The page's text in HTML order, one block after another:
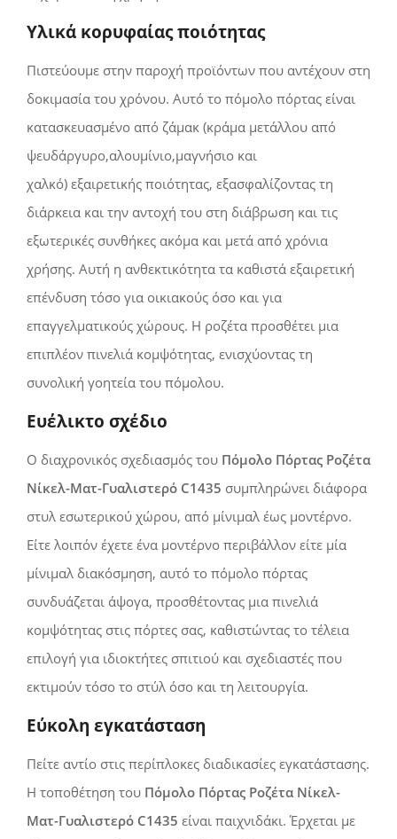
Υλικά κορυφαίας ποιότητας
Πιστεύουμε στην παροχή προϊόντων που αντέχουν στη
δοκιμασία του χρόνου. Αυτό το πόμολο πόρτας είναι
κατασκευασμένο από ζάμακ (κράμα μετάλλου από
ψευδάργυρο,αλουμίνιο,μαγνήσιο και
χαλκό) εξαιρετικής ποιότητας, εξασφαλίζοντας τη
διάρκεια και την αντοχή του στη διάβρωση και τις
εξωτερικές συνθήκες ακόμα και μετά από χρόνια
χρήσης. Αυτή η ανθεκτικότητα τα καθιστά εξαιρετική
επένδυση τόσο για οικιακούς όσο και για
επαγγελματικούς χώρους. Η ροζέτα προσθέτει μια
επιπλέον πινελιά κομψότητας, ενισχύοντας τη
συνολική γοητεία του πόμολου.
Ευέλικτο σχέδιο
Ο διαχρονικός σχεδιασμός του Πόμολο Πόρτας Ροζέτα
Νίκελ-Ματ-Γυαλιστερό C1435 συμπληρώνει διάφορα
στυλ εσωτερικού χώρου, από μίνιμαλ έως μοντέρνο.
Είτε λοιπόν έχετε ένα μοντέρνο περιβάλλον είτε μία
μίνιμαλ διακόσμηση, αυτό το πόμολο πόρτας
συνδυάζεται άψογα, προσθέτοντας μια πινελιά
κομψότητας στις πόρτες σας, καθιστώντας τo τέλεια
επιλογή για ιδιοκτήτες σπιτιού και σχεδιαστές που
εκτιμούν τόσο τo στύλ όσο και τη λειτουργία.
Εύκολη εγκατάσταση
Πείτε αντίο στις περίπλοκες διαδικασίες εγκατάστασης.
Η τοποθέτηση του Πόμολο Πόρτας Ροζέτα Νίκελ-
Ματ-Γυαλιστερό C1435 είναι παιχνιδάκι. Έρχεται με